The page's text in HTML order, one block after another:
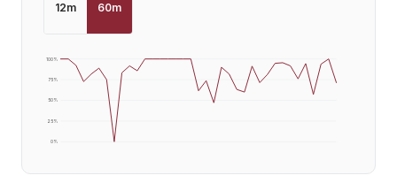
12m 60m
0%
25%
50%
75%
100%